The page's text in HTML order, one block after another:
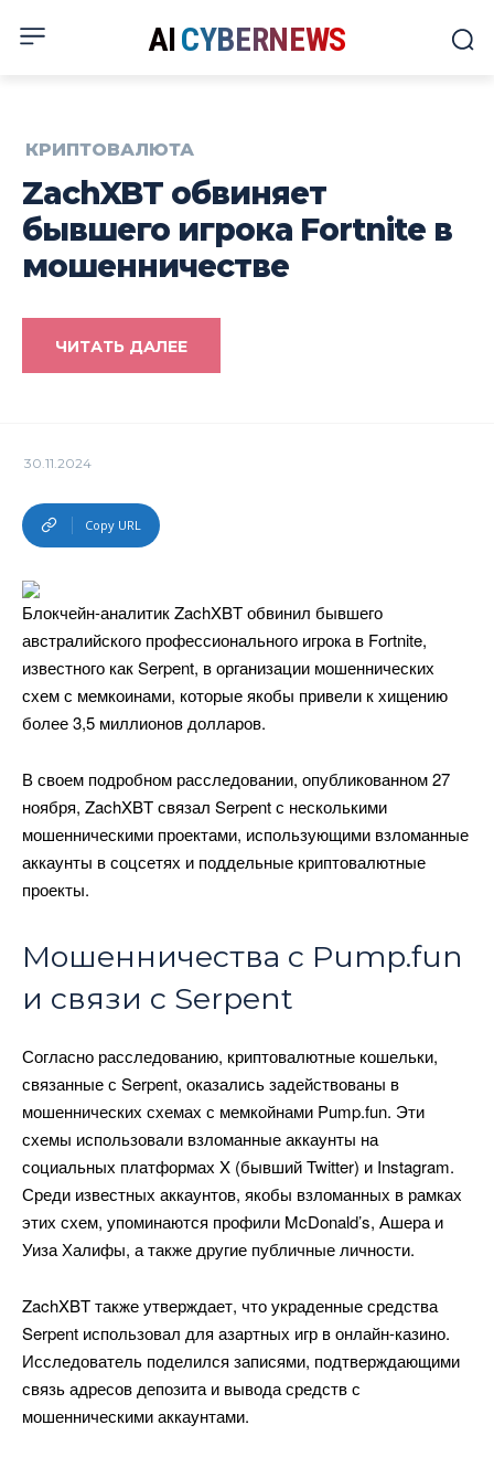
AICYBERNEWS
КРИПТОВАЛЮТА
ZachXBT обвиняет
бывшего игрока Fortnite в
мошенничестве
ЧИТАТЬ ДАЛЕЕ
30.11.2024
Copy URL
Блокчейн-аналитик ZachXBT обвинил бывшего
австралийского профессионального игрока в Fortnite,
известного как Serpent, в организации мошеннических
схем с мемкоинами, которые якобы привели к хищению
более 3,5 миллионов долларов.
В своем подробном расследовании, опубликованном 27
ноября, ZachXBT связал Serpent с несколькими
мошенническими проектами, использующими взломанные
аккаунты в соцсетях и поддельные криптовалютные
проекты.
Мошенничества с Pump.fun
и связи с Serpent
Согласно расследованию, криптовалютные кошельки,
связанные с Serpent, оказались задействованы в
мошеннических схемах с мемкойнами Pump.fun. Эти
схемы использовали взломанные аккаунты на
социальных платформах X (бывший Twitter) и Instagram.
Среди известных аккаунтов, якобы взломанных в рамках
этих схем, упоминаются профили McDonald’s, Ашера и
Уиза Халифы, а также другие публичные личности.
ZachXBT также утверждает, что украденные средства
Serpent использовал для азартных игр в онлайн-казино.
Исследователь поделился записями, подтверждающими
связь адресов депозита и вывода средств с
мошенническими аккаунтами.